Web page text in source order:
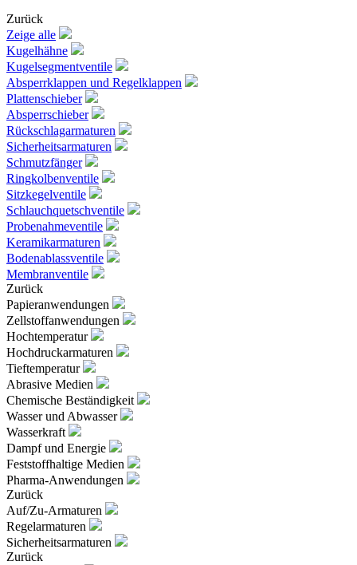
Zurück
Zeige alle
Kugelhähne
Kugelsegmentventile
Absperrklappen und Regelklappen
Plattenschieber
Absperrschieber
Rückschlagarmaturen
Sicherheitsarmaturen
Schmutzfänger
Ringkolbenventile
Sitzkegelventile
Schlauchquetschventile
Probenahmeventile
Keramikarmaturen
Bodenablassventile
Membranventile
Zurück
Papieranwendungen
Zellstoffanwendungen
Hochtemperatur
Hochdruckarmaturen
Tieftemperatur
Abrasive Medien
Chemische Beständigkeit
Wasser und Abwasser
Wasserkraft
Dampf und Energie
Feststoffhaltige Medien
Pharma-Anwendungen
Zurück
Auf/Zu-Armaturen
Regelarmaturen
Sicherheitsarmaturen
Zurück